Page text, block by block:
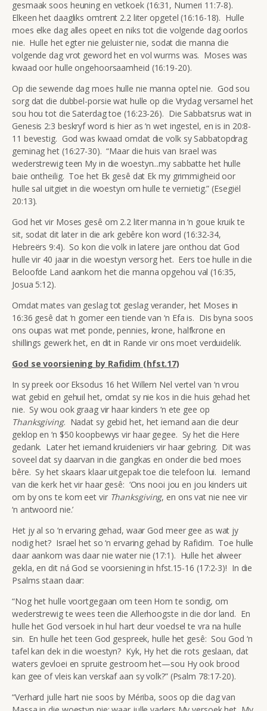
gesmaak soos heuning en vetkoek (16:31, Numeri 11:7-8).
Elkeen het daagliks omtrent 2.2 liter opgetel (16:16-18). Hulle
moes elke dag alles opeet en niks tot die volgende dag oorlos
nie. Hulle het egter nie geluister nie, sodat die manna die
volgende dag vrot geword het en vol wurms was. Moses was
kwaad oor hulle ongehoorsaamheid (16:19-20).
Op die sewende dag moes hulle nie manna optel nie. God sou
sorg dat die dubbel-porsie wat hulle op die Vrydag versamel het
sou hou tot die Saterdag toe (16:23-26). Die Sabbatsrus wat in
Genesis 2:3 beskryf word is hier as ‘n wet ingestel, en is in 20:8-
11 bevestig. God was kwaad omdat die volk sy Sabbatopdrag
geminag het (16:27-30). “Maar die huis van Israel was
wederstrewig teen My in die woestyn...my sabbatte het hulle
baie ontheilig. Toe het Ek gesê dat Ek my grimmigheid oor
hulle sal uitgiet in die woestyn om hulle te vernietig.” (Esegiël
20:13).
God het vir Moses gesê om 2.2 liter manna in ‘n goue kruik te
sit, sodat dit later in die ark gebêre kon word (16:32-34,
Hebreërs 9:4). So kon die volk in latere jare onthou dat God
hulle vir 40 jaar in die woestyn versorg het. Eers toe hulle in die
Beloofde Land aankom het die manna opgehou val (16:35,
Josua 5:12).
Omdat mates van geslag tot geslag verander, het Moses in
16:36 gesê dat ‘n gomer een tiende van ‘n Efa is. Dis byna soos
ons oupas wat met ponde, pennies, krone, halfkrone en
shillings gewerk het, en dit in Rande vir ons moet verduidelik.
God se voorsiening by Rafidim (hfst.17)
In sy preek oor Eksodus 16 het Willem Nel vertel van ‘n vrou
wat gebid en gehuil het, omdat sy nie kos in die huis gehad het
nie. Sy wou ook graag vir haar kinders ‘n ete gee op
Thanksgiving. Nadat sy gebid het, het iemand aan die deur
geklop en ‘n $50 koopbewys vir haar gegee. Sy het die Here
gedank. Later het iemand kruideniers vir haar gebring. Dit was
soveel dat sy daarvan in die gangkas en onder die bed moes
bêre. Sy het skaars klaar uitgepak toe die telefoon lui. Iemand
van die kerk het vir haar gesê: ‘Ons nooi jou en jou kinders uit
om by ons te kom eet vir Thanksgiving, en ons vat nie nee vir
‘n antwoord nie.’
Het jy al so ‘n ervaring gehad, waar God meer gee as wat jy
nodig het? Israel het so ‘n ervaring gehad by Rafidim. Toe hulle
daar aankom was daar nie water nie (17:1). Hulle het alweer
gekla, en dit ná God se voorsiening in hfst.15-16 (17:2-3)! In die
Psalms staan daar:
“Nog het hulle voortgegaan om teen Hom te sondig, om
wederstrewig te wees teen die Allerhoogste in die dor land. En
hulle het God versoek in hul hart deur voedsel te vra na hulle
sin. En hulle het teen God gespreek, hulle het gesê: Sou God ‘n
tafel kan dek in die woestyn? Kyk, Hy het die rots geslaan, dat
waters gevloei en spruite gestroom het—sou Hy ook brood
kan gee of vleis kan verskaf aan sy volk?” (Psalm 78:17-20).
“Verhard julle hart nie soos by Mériba, soos op die dag van